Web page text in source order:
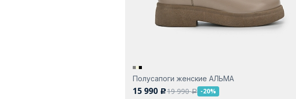
Полусапоги женские АЛЬМА
15 990 c19 990a -20%